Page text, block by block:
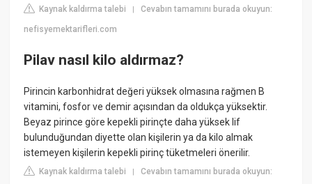
Kaynak kaldırma talebi |Cevabın tamamını burada okuyun:
nefisyemektarifleri.com
Pilav nasıl kilo aldırmaz?
Pirincin karbonhidrat değeri yüksek olmasına rağmen B
vitamini, fosfor ve demir açısından da oldukça yüksektir.
Beyaz pirince göre kepekli pirinçte daha yüksek lif
bulunduğundan diyette olan kişilerin ya da kilo almak
istemeyen kişilerin kepekli pirinç tüketmeleri önerilir.
Kaynak kaldırma talebi |Cevabın tamamını burada okuyun: